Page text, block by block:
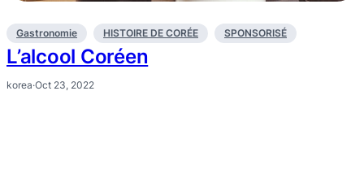
Gastronomie HISTOIRE DE CORÉE SPONSORISÉ
L’alcool Coréen
korea·Oct 23, 2022